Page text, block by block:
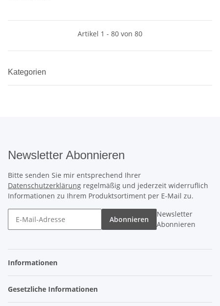
Artikel 1 - 80 von 80
Kategorien
Newsletter Abonnieren
Bitte senden Sie mir entsprechend Ihrer
Datenschutzerklärung regelmäßig und jederzeit widerruflich
Informationen zu Ihrem Produktsortiment per E-Mail zu.
Abonnieren
Newsletter
Abonnieren
Informationen
Gesetzliche Informationen